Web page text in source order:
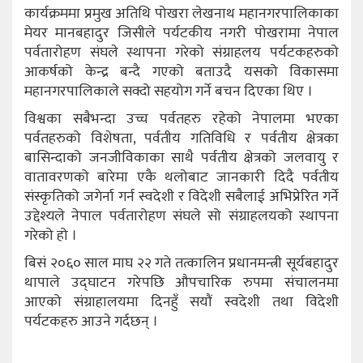
कार्यक्रममा प्रमुख अतिथि पोखरा लेखनाथ महानगरपालिकाका
मेयर मानबहादुर जिसीले पर्यटकीय नगरी पोखरामा नेपाल
पर्वतारोहण संघले स्थापना गरेको संग्राहलय पर्यटकहरुको
आकर्षको केन्द्र बन्दै गएको बताउदै यसको विकासमा
महानगरपालिकाले सक्दो सहयोग गर्ने बचन दिएका थिए ।
विश्वका सबैभन्दा उच्च पर्वतहरु रहेको नेपालमा भएका
पर्वतहरुको विशेषता, पर्वतीय गतिविधि र पर्वतीय क्षेत्रका
बासिन्दाको जनजीविकाका साथै पर्वतीय क्षेत्रको जलवायु र
वातावरणको बारेमा एकै थलोबाट जानकारी दिदै पर्वतीय
संस्कृतिको जगेर्ना गर्न स्वदेशी र विदेशी सबैलाई अभिप्रेरित गर्ने
उद्देश्यले नेपाल पर्वतारोहण संघले सो संग्राहलयको स्थापना
गरेको हो ।
बिसं २०६० साल माघ २२ गते तत्कालिन प्रधानमन्त्री सूर्यबहादुर
थापाले उद्घाटन गरेपछि औपचारिक रुपमा संचालनमा
आएको संग्राहालयमा दिनहुँ सयौं स्वदेशी तथा विदेशी
पर्यटकहरु आउने गर्दछन् ।